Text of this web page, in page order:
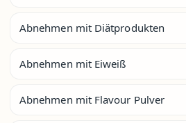
Abnehmen mit Diätprodukten
Abnehmen mit Eiweiß
Abnehmen mit Flavour Pulver